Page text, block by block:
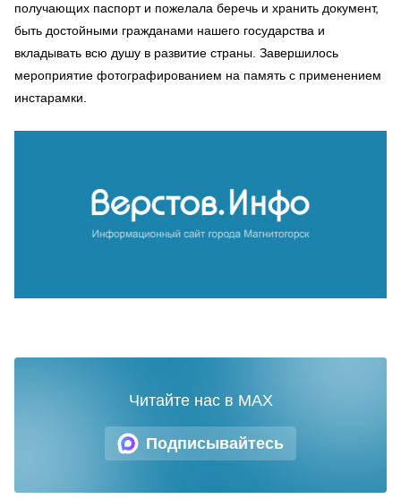
получающих паспорт и пожелала беречь и хранить документ,
быть достойными гражданами нашего государства и
вкладывать всю душу в развитие страны. Завершилось
мероприятие фотографированием на память с применением
инстарамки.
Подписывайтесь
Читайте нас в MAX